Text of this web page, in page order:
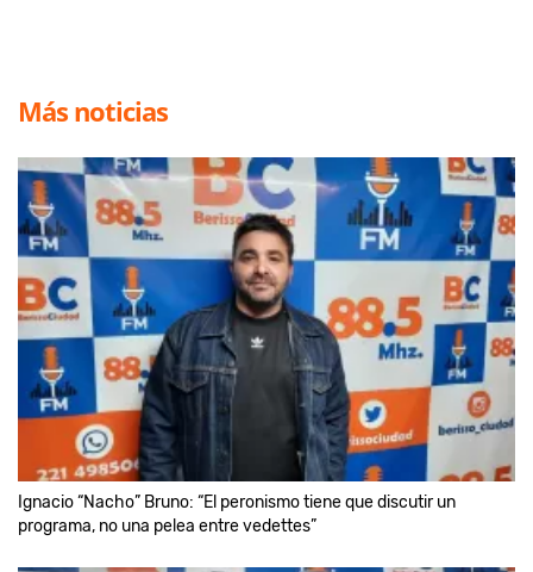
Más noticias
Ignacio “Nacho” Bruno: “El peronismo tiene que discutir un
programa, no una pelea entre vedettes”